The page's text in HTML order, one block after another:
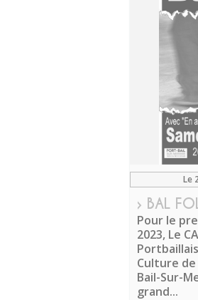
Le
› BAL
Pour le
2023, Le
Culture
Bail-Sur-
grand...